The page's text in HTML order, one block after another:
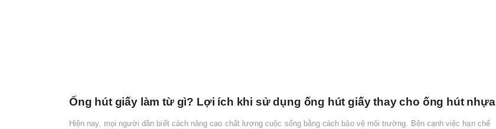
Ống hút giấy làm từ gì? Lợi ích khi sử dụng ống hút giấy thay cho ống hút nhựa
Hiện nay, mọi người dần biết cách nâng cao chất lượng cuộc sống bằng cách bảo vệ môi trường. Bên cạnh việc hạn chế